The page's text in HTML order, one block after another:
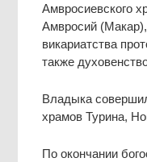
Амвросиевского
Амвросий
викариатства
также
Владыка
храмов Турина,
По окончании